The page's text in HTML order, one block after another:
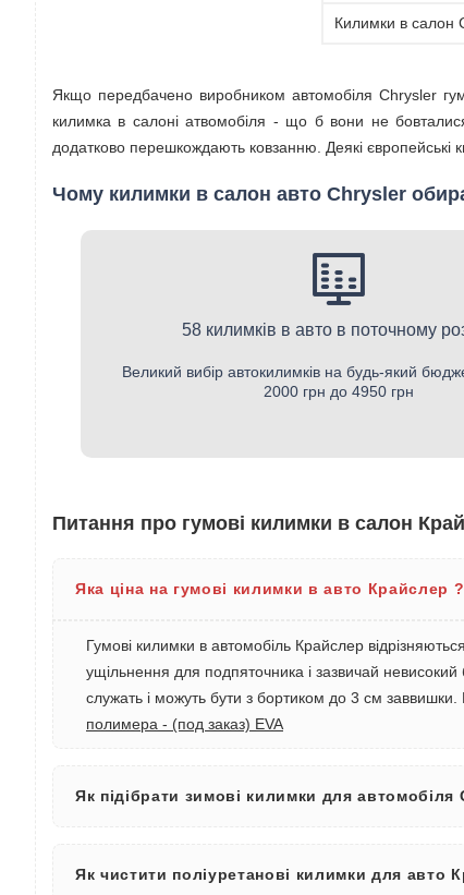
Килимки в салон
Якщо передбачено виробником автомобіля Chrysler
килимка в салоні атвомобіля - що б вони не
додатково перешкождають ковзанню. Деякі європейські
Чому килимки в салон авто Chrysler
58 килимків в авто в поточному
Великий вибір автокилимків на будь-який
2000 грн до 4950 грн
Питання про гумові килимки в салон
Яка ціна на гумові килимки в авто Крайслер ?
Гумові килимки в автомобіль Крайслер
ущільнення для подпяточника і зазвичай
служать і можуть бути з бортиком до 3 см
полимера - (под заказ) EVA
Як підібрати зимові килимки для автомобіля
Як чистити поліуретанові килимки для авто